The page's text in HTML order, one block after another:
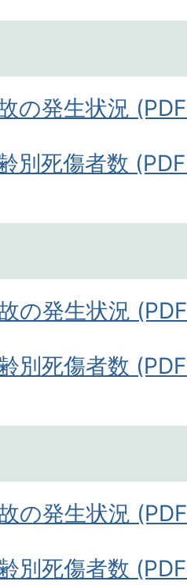
の発生状況
別死傷者数
の発生状況
別死傷者数
の発生状況
別死傷者数